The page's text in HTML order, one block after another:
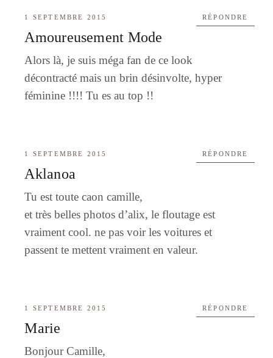
1 SEPTEMBRE 2015
Amoureusement Mode
Alors là, je suis méga fan de ce look
décontracté mais un brin désinvolte, hyper
féminine !!!! Tu es au top !!
RÉPONDRE
1 SEPTEMBRE 2015
Aklanoa
Tu est toute caon camille,
et très belles photos d’alix, le floutage est
vraiment cool. ne pas voir les voitures et
passent te mettent vraiment en valeur.
RÉPONDRE
1 SEPTEMBRE 2015
Marie
Bonjour Camille,
RÉPONDRE